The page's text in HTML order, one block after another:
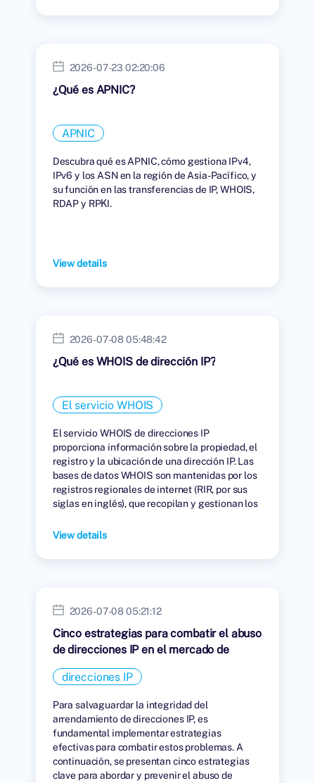
2026-07-23 02:20:06
¿Qué es APNIC?
APNIC
Descubra qué es APNIC, cómo gestiona IPv4,
IPv6 y los ASN en la región de Asia-Pacífico, y
su función en las transferencias de IP, WHOIS,
RDAP y RPKI.
View details
2026-07-08 05:48:42
¿Qué es WHOIS de dirección IP?
El servicio WHOIS
El servicio WHOIS de direcciones IP
proporciona información sobre la propiedad, el
registro y la ubicación de una dirección IP. Las
bases de datos WHOIS son mantenidas por los
registros regionales de internet (RIR, por sus
siglas en inglés), que recopilan y gestionan los
que se les han asignado direcciones IP.
View details
2026-07-08 05:21:12
Cinco estrategias para combatir el abuso
de direcciones IP en el mercado de
arrendamiento.
direcciones IP
Para salvaguardar la integridad del
arrendamiento de direcciones IP, es
fundamental implementar estrategias
efectivas para combatir estos problemas. A
continuación, se presentan cinco estrategias
clave para abordar y prevenir el abuso de